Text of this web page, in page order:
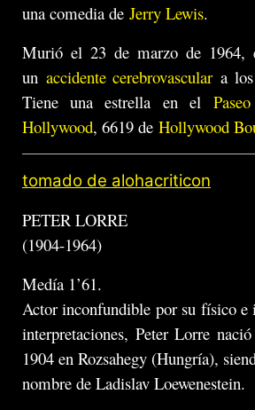
una comedia de Jerry Lewis.
Murió el 23 de marzo de 1964,
un accidente cerebrovascular a
Tiene una estrella en el
Hollywood, 6619 de Hollywood
tomado de alohacriticon
PETER LORRE
(1904-1964)
Medía 1’61.
Actor inconfundible por su físico e
interpretaciones, Peter Lorre
1904 en Rozsahegy (Hungría),
nombre de Ladislav Loewenestein.